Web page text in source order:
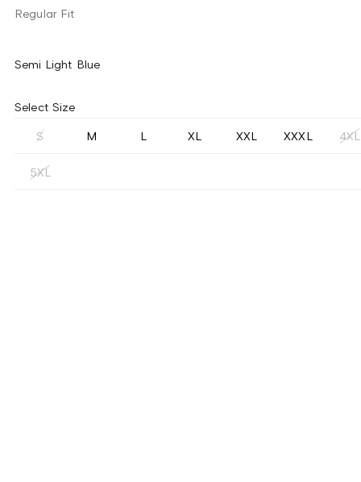
Regular Fit
Semi Light Blue
Select Size
S M L XL XXL XXXL 4XL
5XL